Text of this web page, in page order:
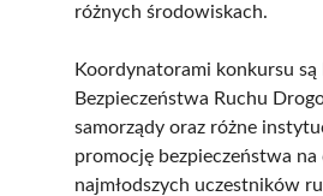
różnych środowiskach.
Koordynatorami konkursu
Bezpieczeństwa Ruchu
samorządy oraz różne
promocję bezpieczeństwa
najmłodszych uczestników